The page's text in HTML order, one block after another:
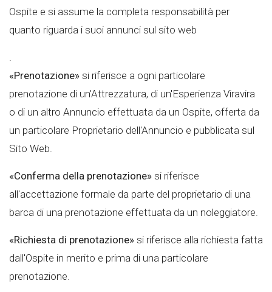
Ospite e si assume la completa responsabilità per
quanto riguarda i suoi annunci sul sito web
«Prenotazione» si riferisce a ogni particolare
prenotazione di un'Attrezzatura, di un'Esperienza Viravira
o di un altro Annuncio effettuata da un Ospite, offerta da
un particolare Proprietario dell'Annuncio e pubblicata sul
Sito Web.
«Conferma della prenotazione» si riferisce
all'accettazione formale da parte del proprietario di una
barca di una prenotazione effettuata da un noleggiatore.
«Richiesta di prenotazione» si riferisce alla richiesta fatta
dall'Ospite in merito e prima di una particolare
prenotazione.